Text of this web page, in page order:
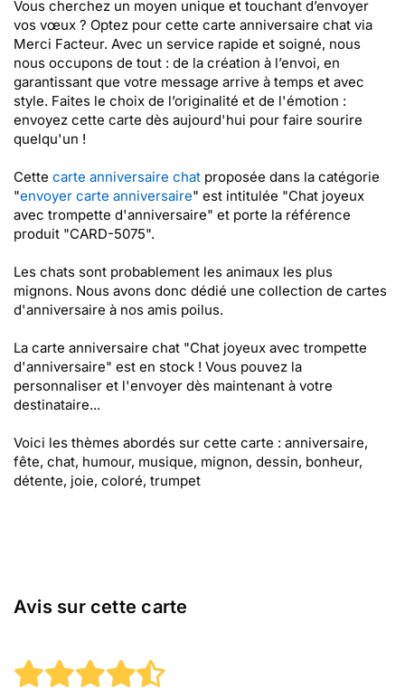
Vous cherchez un moyen unique et touchant d’envoyer
vos vœux ? Optez pour cette carte anniversaire chat via
Merci Facteur. Avec un service rapide et soigné, nous
nous occupons de tout : de la création à l’envoi, en
garantissant que votre message arrive à temps et avec
style. Faites le choix de l’originalité et de l'émotion :
envoyez cette carte dès aujourd'hui pour faire sourire
quelqu'un !
Cette carte anniversaire chat proposée dans la catégorie
"envoyer carte anniversaire" est intitulée "Chat joyeux
avec trompette d'anniversaire" et porte la référence
produit "CARD-5075".
Les chats sont probablement les animaux les plus
mignons. Nous avons donc dédié une collection de cartes
d'anniversaire à nos amis poilus.
La carte anniversaire chat "Chat joyeux avec trompette
d'anniversaire" est en stock ! Vous pouvez la
personnaliser et l'envoyer dès maintenant à votre
destinataire...
Voici les thèmes abordés sur cette carte : anniversaire,
fête, chat, humour, musique, mignon, dessin, bonheur,
détente, joie, coloré, trumpet
Avis sur cette carte